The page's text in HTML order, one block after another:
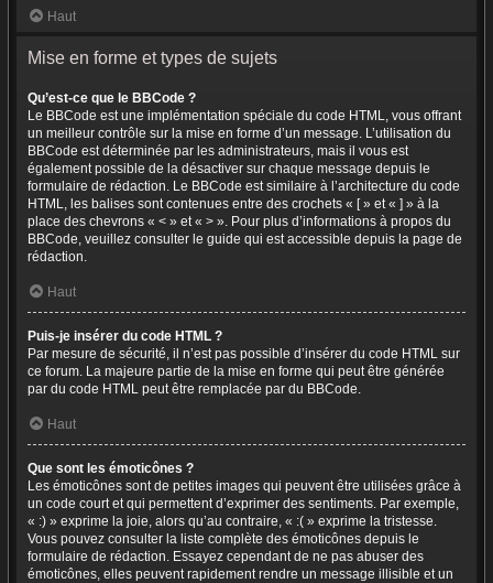
Haut
Mise en forme et types de sujets
Qu’est-ce que le BBCode ?
Le BBCode est une implémentation spéciale du code HTML, vous offrant
un meilleur contrôle sur la mise en forme d’un message. L’utilisation du
BBCode est déterminée par les administrateurs, mais il vous est
également possible de la désactiver sur chaque message depuis le
formulaire de rédaction. Le BBCode est similaire à l’architecture du code
HTML, les balises sont contenues entre des crochets « [ » et « ] » à la
place des chevrons « < » et « > ». Pour plus d’informations à propos du
BBCode, veuillez consulter le guide qui est accessible depuis la page de
rédaction.
Haut
Puis-je insérer du code HTML ?
Par mesure de sécurité, il n’est pas possible d’insérer du code HTML sur
ce forum. La majeure partie de la mise en forme qui peut être générée
par du code HTML peut être remplacée par du BBCode.
Haut
Que sont les émoticônes ?
Les émoticônes sont de petites images qui peuvent être utilisées grâce à
un code court et qui permettent d’exprimer des sentiments. Par exemple,
« :) » exprime la joie, alors qu’au contraire, « :( » exprime la tristesse.
Vous pouvez consulter la liste complète des émoticônes depuis le
formulaire de rédaction. Essayez cependant de ne pas abuser des
émoticônes, elles peuvent rapidement rendre un message illisible et un